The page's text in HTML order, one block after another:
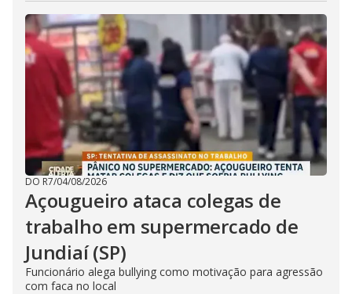
DO R7/04/08/2026
Açougueiro ataca colegas de
trabalho em supermercado de
Jundiaí (SP)
Funcionário alega bullying como motivação para agressão
com faca no local